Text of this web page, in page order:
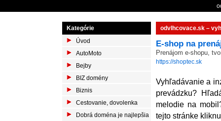
Kategórie
Úvod
AutoMoto
Bejby
BIZ domény
Biznis
Cestovanie, dovolenka
Dobrá doména je najlepšia
odvlhcovace.sk –
E-shop na
Prenájom e-shopu,
https://shoptec.sk
Vyhľadávanie a
prevádzku?
melodie na
tejto stránke